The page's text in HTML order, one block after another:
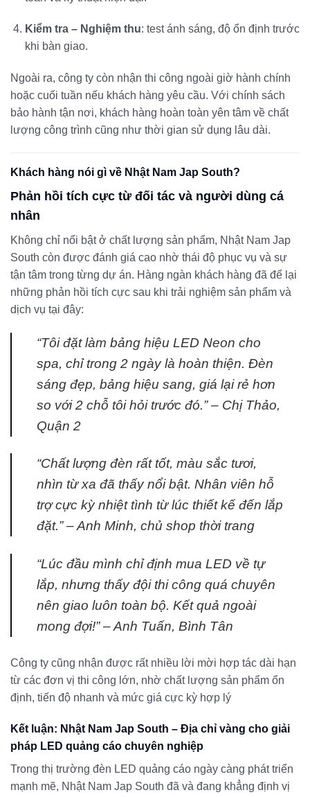
Kiểm tra – Nghiệm thu: test ánh sáng, độ ổn định trước
khi bàn giao.
Ngoài ra, công ty còn nhận thi công ngoài giờ hành chính
hoặc cuối tuần nếu khách hàng yêu cầu. Với chính sách
bảo hành tận nơi, khách hàng hoàn toàn yên tâm về chất
lượng công trình cũng như thời gian sử dụng lâu dài.
Khách hàng nói gì về Nhật Nam Jap South?
Phản hồi tích cực từ đối tác và người dùng cá
nhân
Không chỉ nổi bật ở chất lượng sản phẩm, Nhật Nam Jap
South còn được đánh giá cao nhờ thái độ phục vụ và sự
tận tâm trong từng dự án. Hàng ngàn khách hàng đã để lại
những phản hồi tích cực sau khi trải nghiệm sản phẩm và
dịch vụ tại đây:
“Tôi đặt làm bảng hiệu LED Neon cho
spa, chỉ trong 2 ngày là hoàn thiện. Đèn
sáng đẹp, bảng hiệu sang, giá lại rẻ hơn
so với 2 chỗ tôi hỏi trước đó.” – Chị Thảo,
Quận 2
“Chất lượng đèn rất tốt, màu sắc tươi,
nhìn từ xa đã thấy nổi bật. Nhân viên hỗ
trợ cực kỳ nhiệt tình từ lúc thiết kế đến lắp
đặt.” –Anh Minh, chủ shop thời trang
“Lúc đầu mình chỉ định mua LED về tự
lắp, nhưng thấy đội thi công quá chuyên
nên giao luôn toàn bộ. Kết quả ngoài
mong đợi!” –Anh Tuấn, Bình Tân
Công ty cũng nhận được rất nhiều lời mời hợp tác dài hạn
từ các đơn vị thi công lớn, nhờ chất lượng sản phẩm ổn
định, tiến độ nhanh và mức giá cực kỳ hợp lý
Kết luận: Nhật Nam Jap South – Địa chỉ vàng cho giải
pháp LED quảng cáo chuyên nghiệp
Trong thị trường đèn LED quảng cáo ngày càng phát triển
mạnh mẽ, Nhật Nam Jap South đã và đang khẳng định vị